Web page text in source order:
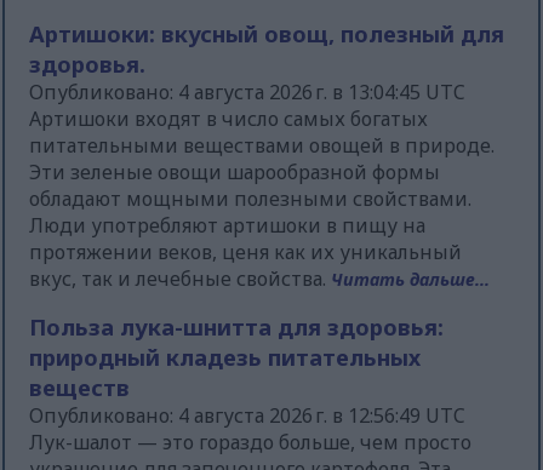
Артишоки: вкусный овощ, полезный для
здоровья.
Опубликовано: 4 августа 2026 г. в 13:04:45 UTC
Артишоки входят в число самых богатых
питательными веществами овощей в природе.
Эти зеленые овощи шарообразной формы
обладают мощными полезными свойствами.
Люди употребляют артишоки в пищу на
протяжении веков, ценя как их уникальный
вкус, так и лечебные свойства. Читать дальше...
Польза лука-шнитта для здоровья:
природный кладезь питательных
веществ
Опубликовано: 4 августа 2026 г. в 12:56:49 UTC
Лук-шалот — это гораздо больше, чем просто